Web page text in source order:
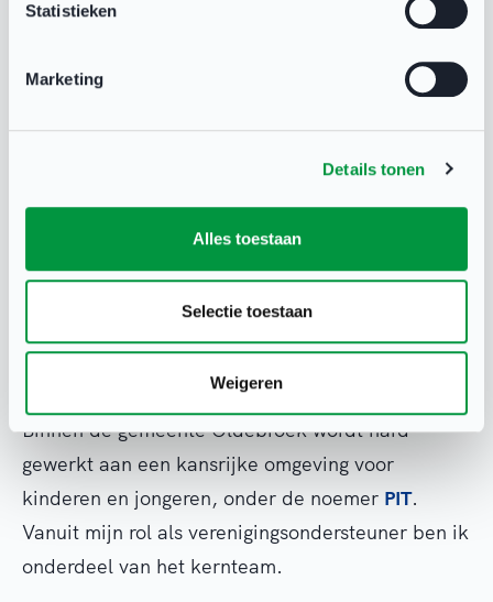
Statistieken
Marketing
Details tonen
Alles toestaan
Selectie toestaan
Weigeren
deze rol houd ik overzicht over het sportaanbod
en stimuleer ik mensen met een beperking om in
een geslaagde avond, waaruit mogelijk nieuw
sportaanbod binnen onze gemeente zal ontstaan.
Binnen de gemeente Oldebroek wordt hard
gewerkt aan een kansrijke omgeving voor
kinderen en jongeren, onder de noemer PIT.
Vanuit mijn rol als verenigingsondersteuner ben ik
onderdeel van het kernteam.